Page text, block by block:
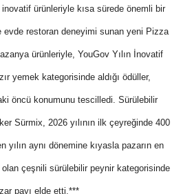
ürünleriyle kısa sürede önemli bir
evde restoran deneyimi sunan yeni Pizza
ürünleriyle, YouGov Yılın İnovatif
yemek kategorisinde aldığı ödüller,
öncü konumunu tescilledi. Sürülebilir
Sürmix, 2026 yılının ilk çeyreğinde 400
yılın aynı dönemine kıyasla pazarın en
olan çeşnili sürülebilir peynir kategorisinde
payı elde etti.***